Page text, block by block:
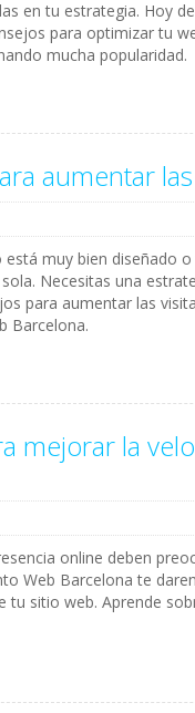
en tu estrategia. Hoy
para optimizar tu
mucha popularidad.
aumentar
muy bien diseñado
Necesitas una
para aumentar las
Barcelona.
mejorar la
online deben
Web Barcelona te
tu sitio web. Aprende